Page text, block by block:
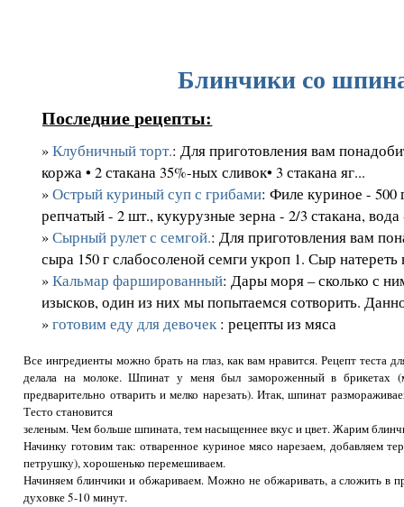
Блинчики со
Последние рецепты:
»Клубничный торт.: Для приготовления вам
коржа • 2 стакана 35%-ных сливок• 3 стакана яг...
»Острый куриный суп с грибами: Филе куриное - 500
репчатый - 2 шт., кукурузные зерна - 2/3 стакана, вода
»Сырный рулет с семгой.: Для приготовления вам
сыра 150 г слабосоленой семги укроп 1. Сыр натереть
»Кальмар фаршированный: Дары моря – сколько с
изысков, один из них мы попытаемся сотворить.
»готовим еду для девочек: рецепты из мяса
Все ингредиенты можно брать на глаз, как вам нравится. Рецепт
делала на молоке. Шпинат у меня был замороженный в брикетах
предварительно отварить и мелко нарезать). Итак, шпинат
Тесто становится
зеленым. Чем больше шпината, тем насыщеннее вкус и цвет. Жарим
Начинку готовим так: отваренное куриное мясо нарезаем, добавляем
петрушку), хорошенько перемешиваем.
Начиняем блинчики и обжариваем. Можно не обжаривать, а сложить в
духовке 5-10 минут.